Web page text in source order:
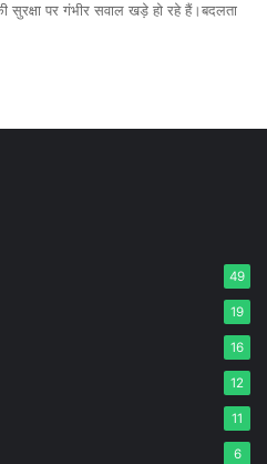
पर गंभीर सवाल खड़े हो रहे हैं।बदलता
49
19
16
12
11
6